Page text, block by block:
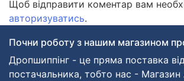
Щоб відправити коментар вам
авторизуватись.
Почни роботу з нашим магазином
Дропшиппінг - це пряма поставка
постачальника, тобто нас -